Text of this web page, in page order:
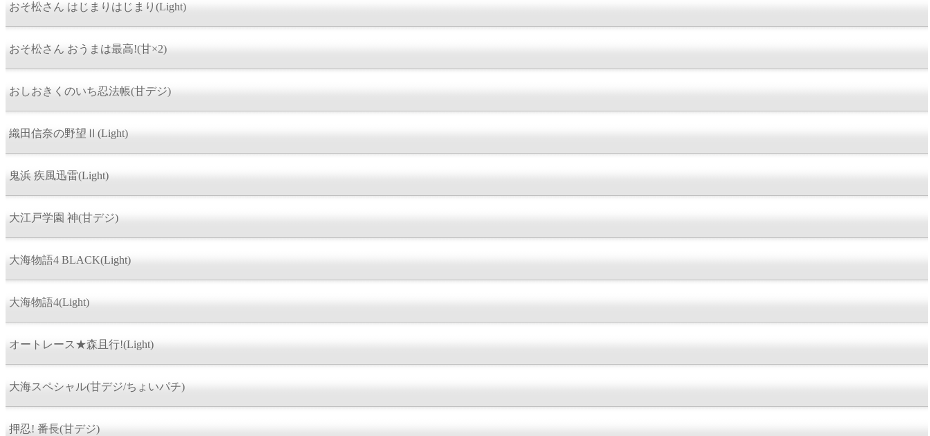
おそ松さん はじまりはじまり(Light)
おそ松さん おうまは最高!(甘×2)
おしおきくのいち忍法帳(甘デジ)
織田信奈の野望Ⅱ(Light)
鬼浜 疾風迅雷(Light)
大江戸学園 神(甘デジ)
大海物語4 BLACK(Light)
大海物語4(Light)
オートレース★森且行!(Light)
大海スペシャル(甘デジ/ちょいパチ)
押忍! 番長(甘デジ)